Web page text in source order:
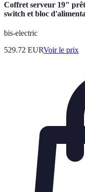
Coffret serveur 19"
switch et bloc
bis-electric
529.72 EURVoir le prix